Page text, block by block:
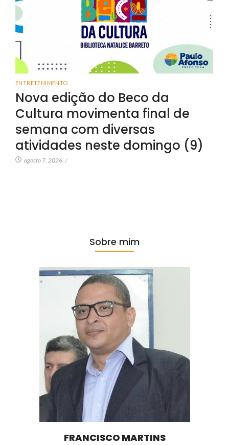
ENTRETENIMENTO
Nova edição do Beco da
Cultura movimenta final de
semana com diversas
atividades neste domingo (9)
agosto 7, 2026 /
Sobre mim
FRANCISCO MARTINS